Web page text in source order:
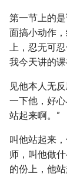
第一节上的
面搞小动作
上，忍无可
我今天讲的
见他本人无
一下他，好
站起来啊。”
叫他站起来
师，叫他做
的份上，他站